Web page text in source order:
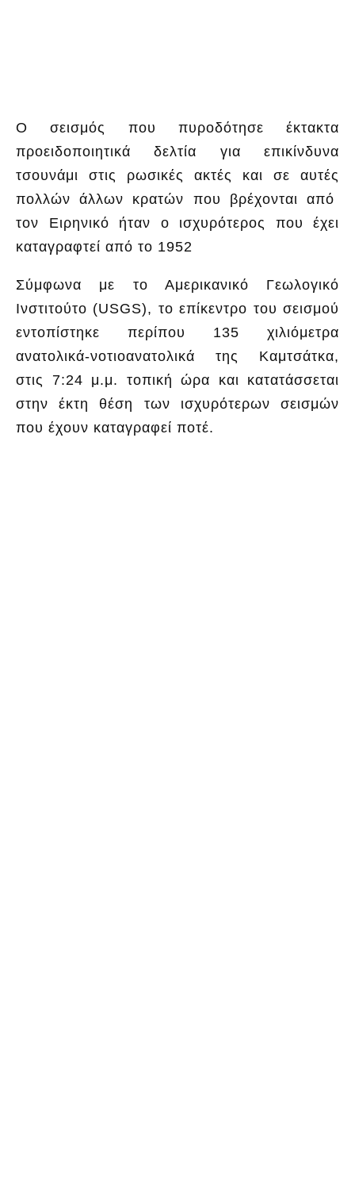
Ο σεισμός που πυροδότησε έκτακτα
προειδοποιητικά δελτία για επικίνδυνα
τσουνάμι στις ρωσικές ακτές και σε αυτές
πολλών άλλων κρατών που βρέχονται από
τον Ειρηνικό ήταν ο ισχυρότερος που έχει
καταγραφτεί από το 1952
Σύμφωνα με το Αμερικανικό Γεωλογικό
Ινστιτούτο (USGS), το επίκεντρο του σεισμού
εντοπίστηκε περίπου 135 χιλιόμετρα
ανατολικά-νοτιοανατολικά της Καμτσάτκα,
στις 7:24 μ.μ. τοπική ώρα και κατατάσσεται
στην έκτη θέση των ισχυρότερων σεισμών
που έχουν καταγραφεί ποτέ.